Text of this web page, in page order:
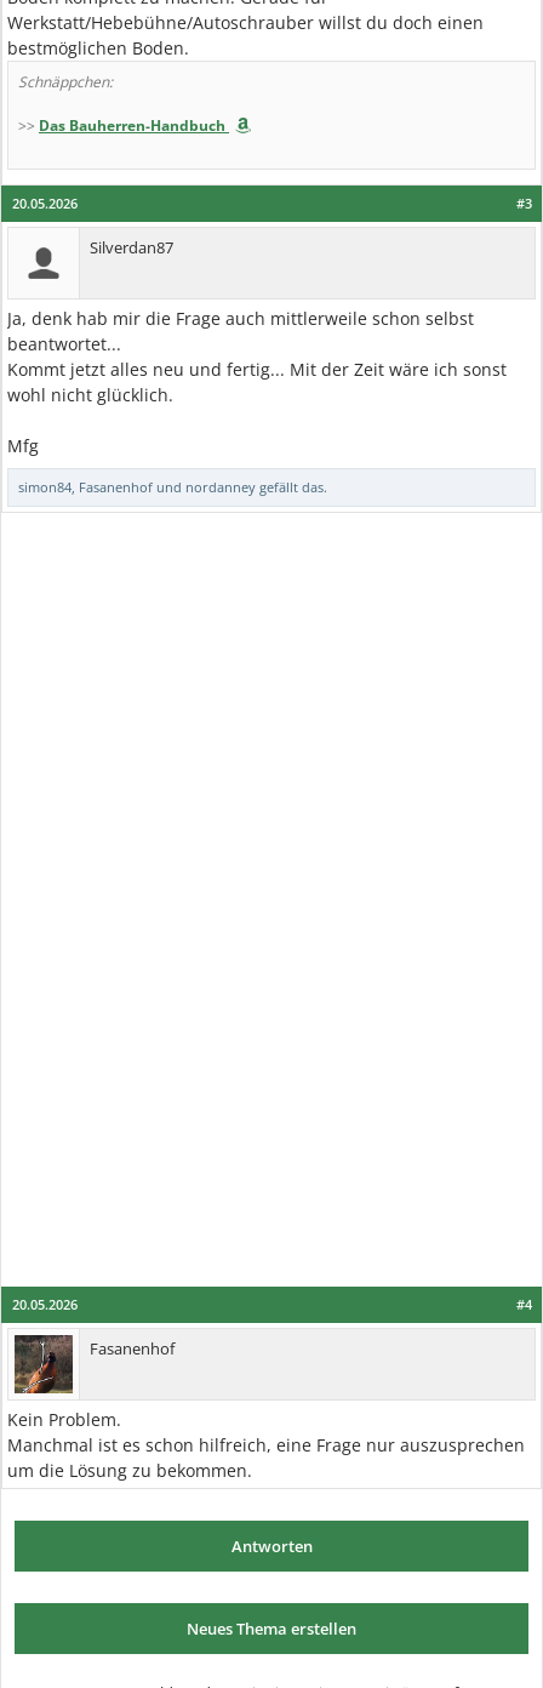
Werkstatt/Hebebühne/Autoschrauber willst du doch einen
bestmöglichen Boden.
Schnäppchen:
>> Das Bauherren-Handbuch
#3
20.05.2026
Silverdan87
Ja, denk hab mir die Frage auch mittlerweile schon selbst
beantwortet...
Kommt jetzt alles neu und fertig... Mit der Zeit wäre ich sonst
wohl nicht glücklich.
Mfg
simon84, Fasanenhof und nordanney gefällt das.
#4
20.05.2026
Fasanenhof
Kein Problem.
Manchmal ist es schon hilfreich, eine Frage nur auszusprechen
um die Lösung zu bekommen.
Antworten
Neues Thema erstellen